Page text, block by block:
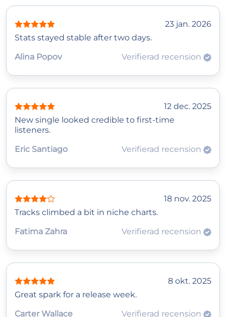
23 jan. 2026
Stats stayed stable after two days.
Alina Popov
Verifierad recension
12 dec. 2025
New single looked credible to first‑time
listeners.
Eric Santiago
Verifierad recension
18 nov. 2025
Tracks climbed a bit in niche charts.
Fatima Zahra
Verifierad recension
8 okt. 2025
Great spark for a release week.
Carter Wallace
Verifierad recension